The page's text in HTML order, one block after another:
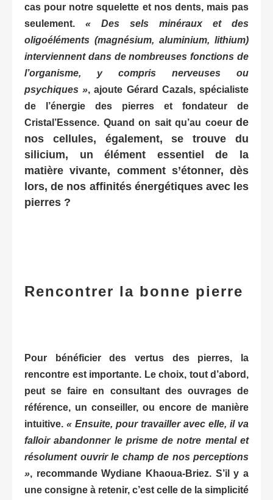
cas pour notre squelette et nos dents, mais pas
seulement. « Des sels minéraux et des
oligoéléments (magnésium, aluminium, lithium)
interviennent dans de nombreuses fonctions de
l’organisme, y compris nerveuses ou
psychiques », ajoute Gérard Cazals, spécialiste
de l’énergie des pierres et fondateur de
Cristal’Essence. Quand on sait qu’au coeur de
nos cellules, également, se trouve du
silicium, un élément essentiel de la
matière vivante, comment s’étonner, dès
lors, de nos affinités énergétiques avec les
pierres ?
Rencontrer la bonne pierre
Pour bénéficier des vertus des pierres, la
rencontre est importante. Le choix, tout d’abord,
peut se faire en consultant des ouvrages de
référence, un conseiller, ou encore de manière
intuitive. « Ensuite, pour travailler avec elle, il va
falloir abandonner le prisme de notre mental et
résolument ouvrir le champ de nos perceptions
», recommande Wydiane Khaoua-Briez. S’il y a
une consigne à retenir, c’est celle de la simplicité